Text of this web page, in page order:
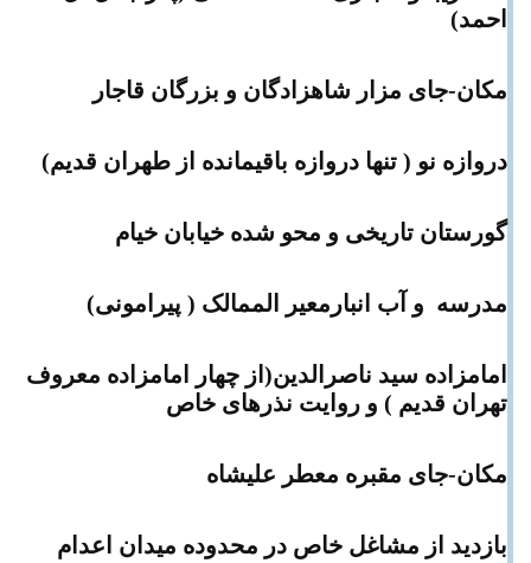
احمد)
مکان-جای مزار شاهزادگان و بزرگان قاجار
دروازه نو ( تنها دروازه باقیمانده از طهران قدیم)
گورستان تاریخی و محو شده خیابان خیام
مدرسه و آب انبارمعیر الممالک ( پیرامونی)
امامزاده سید ناصرالدین(از چهار امامزاده معروف
تهران قدیم ) و روایت نذرهای خاص
مکان-جای مقبره معطر علیشاه
بازدید از مشاغل خاص در محدوده میدان اعدام